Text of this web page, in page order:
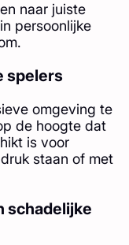
naar juiste
persoonlijke
spelers
omgeving te
de hoogte dat
is voor
staan of met
schadelijke